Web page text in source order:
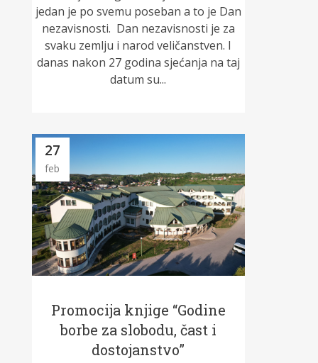
jedan je po svemu poseban a to je Dan
nezavisnosti. Dan nezavisnosti je za
svaku zemlju i narod veličanstven. I
danas nakon 27 godina sjećanja na taj
datum su...
27
feb
Promocija knjige “Godine
borbe za slobodu, čast i
dostojanstvo”